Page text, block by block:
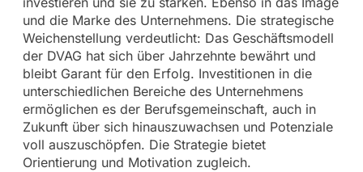
und die Marke des Unternehmens. Die strategische
Weichenstellung verdeutlicht: Das Geschäftsmodell
der DVAG hat sich über Jahrzehnte bewährt und
bleibt Garant für den Erfolg. Investitionen in die
unterschiedlichen Bereiche des Unternehmens
ermöglichen es der Berufsgemeinschaft, auch in
Zukunft über sich hinauszuwachsen und Potenziale
voll auszuschöpfen. Die Strategie bietet
Orientierung und Motivation zugleich.